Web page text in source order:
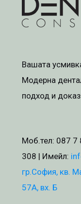
Вашата
Модерна
подход и
Моб.тел: 087 7
308 | Имейл:
гр.София, кв.
57А, вх. Б